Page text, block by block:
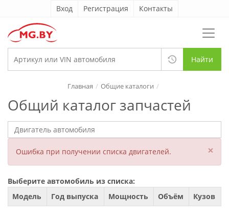
Вход Регистрация Контакты
Найти
Общий каталог запчастей
Главная Общие каталоги
Ошибка при получении списка двигателей. ×
Выберите автомобиль из списка:
Модель
Год выпуска Мощность Объём Кузов